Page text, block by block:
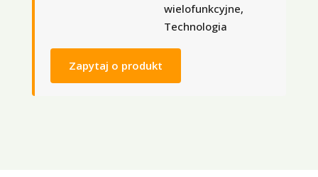
wielofunkcyjne,
Technologia
Zapytaj o produkt